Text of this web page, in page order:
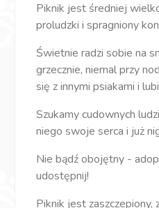
Piknik jest średniej
proludzki i spragniony
Świetnie radzi sobie na
grzecznie, niemal przy
się z innymi psiakami i
Szukamy cudownych
niego swoje serca i już
Nie bądź obojętny -
udostępnij!
Piknik jest zaszczepiony,